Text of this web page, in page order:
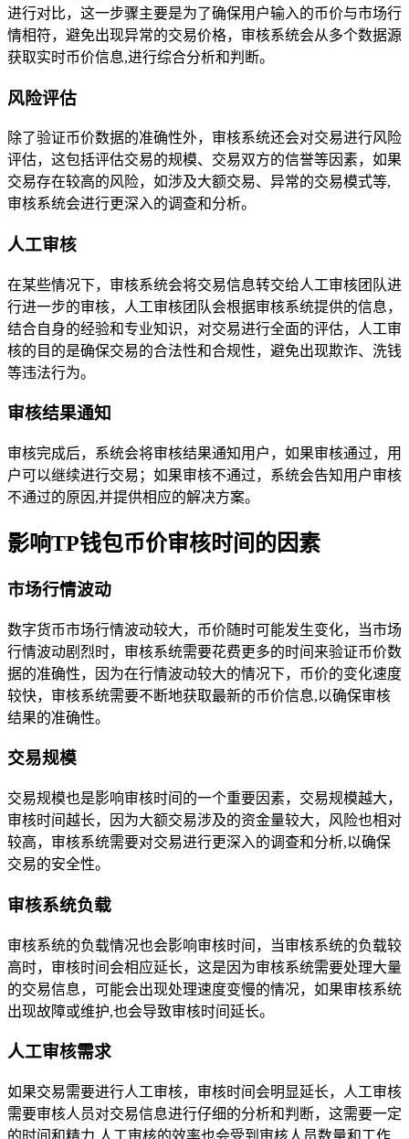
进行对比，这一步骤主要是为了确保用户输入的币价与市场行
情相符，避免出现异常的交易价格，审核系统会从多个数据源
获取实时币价信息,进行综合分析和判断。
风险评估
除了验证币价数据的准确性外，审核系统还会对交易进行风险
评估，这包括评估交易的规模、交易双方的信誉等因素，如果
交易存在较高的风险，如涉及大额交易、异常的交易模式等,
审核系统会进行更深入的调查和分析。
人工审核
在某些情况下，审核系统会将交易信息转交给人工审核团队进
行进一步的审核，人工审核团队会根据审核系统提供的信息，
结合自身的经验和专业知识，对交易进行全面的评估，人工审
核的目的是确保交易的合法性和合规性，避免出现欺诈、洗钱
等违法行为。
审核结果通知
审核完成后，系统会将审核结果通知用户，如果审核通过，用
户可以继续进行交易；如果审核不通过，系统会告知用户审核
不通过的原因,并提供相应的解决方案。
影响TP钱包币价审核时间的因素
市场行情波动
数字货币市场行情波动较大，币价随时可能发生变化，当市场
行情波动剧烈时，审核系统需要花费更多的时间来验证币价数
据的准确性，因为在行情波动较大的情况下，币价的变化速度
较快，审核系统需要不断地获取最新的币价信息,以确保审核
结果的准确性。
交易规模
交易规模也是影响审核时间的一个重要因素，交易规模越大，
审核时间越长，因为大额交易涉及的资金量较大，风险也相对
较高，审核系统需要对交易进行更深入的调查和分析,以确保
交易的安全性。
审核系统负载
审核系统的负载情况也会影响审核时间，当审核系统的负载较
高时，审核时间会相应延长，这是因为审核系统需要处理大量
的交易信息，可能会出现处理速度变慢的情况，如果审核系统
出现故障或维护,也会导致审核时间延长。
人工审核需求
如果交易需要进行人工审核，审核时间会明显延长，人工审核
需要审核人员对交易信息进行仔细的分析和判断，这需要一定
的时间和精力,人工审核的效率也会受到审核人员数量和工作